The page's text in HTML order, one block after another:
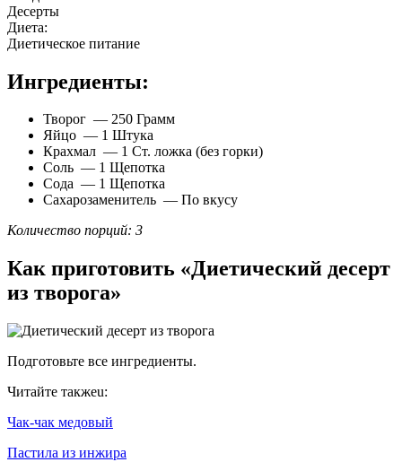
Десерты
Диета:
Диетическое питание
Ингредиенты:
Творог — 250 Грамм
Яйцо — 1 Штука
Крахмал — 1 Ст. ложка (без горки)
Соль — 1 Щепотка
Сода — 1 Щепотка
Сахарозаменитель — По вкусу
Количество порций: 3
Как приготовить «Диетический десерт
из творога»
Подготовьте все ингредиенты.
Читайте такжеu:
Чак-чак медовый
Пастила из инжира